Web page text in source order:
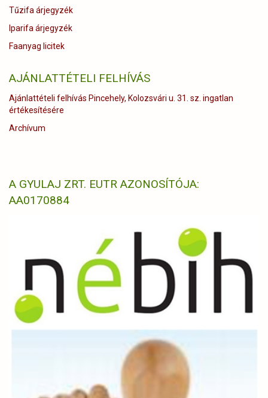
Tűzifa árjegyzék
Iparifa árjegyzék
Faanyag licitek
AJÁNLATTÉTELI FELHÍVÁS
Ajánlattételi felhívás Pincehely, Kolozsvári u. 31. sz. ingatlan
értékesítésére
Archívum
A GYULAJ ZRT. EUTR AZONOSÍTÓJA:
AA0170884